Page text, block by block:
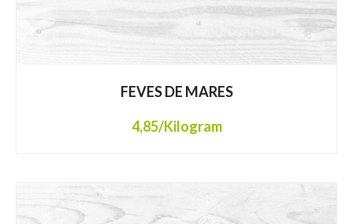
FEVES DE MARES
4,85/Kilogram